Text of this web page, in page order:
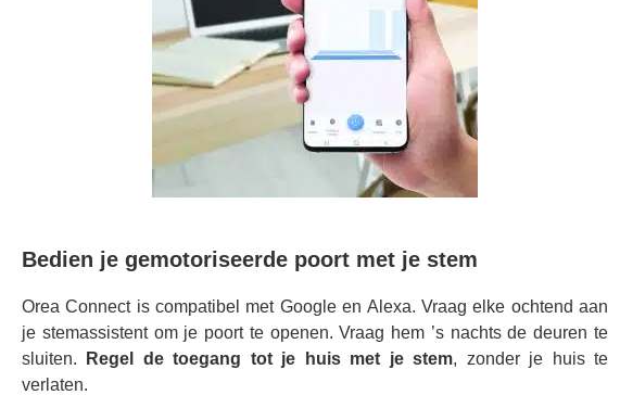
Bedien je gemotoriseerde poort met je stem
Orea Connect is compatibel met Google en Alexa. Vraag elke ochtend aan
je stemassistent om je poort te openen. Vraag hem ’s nachts de deuren te
sluiten.
Regel de toegang tot je huis met je stem, zonder je huis te
verlaten.